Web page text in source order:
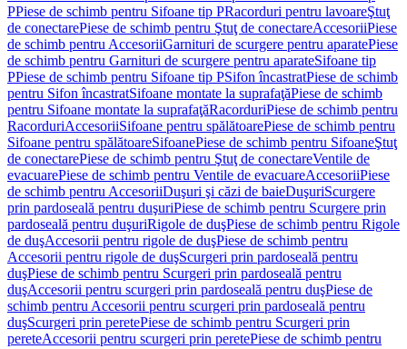
PPiese de schimb pentru Sifoane tip PRacorduri pentru lavoareŞtuţ
de conectarePiese de schimb pentru Ştuţ de conectareAccesoriiPiese
de schimb pentru AccesoriiGarnituri de scurgere pentru aparatePiese
de schimb pentru Garnituri de scurgere pentru aparateSifoane tip
PPiese de schimb pentru Sifoane tip PSifon încastratPiese de schimb
pentru Sifon încastratSifoane montate la suprafaţăPiese de schimb
pentru Sifoane montate la suprafaţăRacorduriPiese de schimb pentru
RacorduriAccesoriiSifoane pentru spălătoarePiese de schimb pentru
Sifoane pentru spălătoareSifoanePiese de schimb pentru SifoaneŞtuţ
de conectarePiese de schimb pentru Ştuţ de conectareVentile de
evacuarePiese de schimb pentru Ventile de evacuareAccesoriiPiese
de schimb pentru AccesoriiDuşuri şi căzi de baieDuşuriScurgere
prin pardoseală pentru duşuriPiese de schimb pentru Scurgere prin
pardoseală pentru duşuriRigole de duşPiese de schimb pentru Rigole
de duşAccesorii pentru rigole de duşPiese de schimb pentru
Accesorii pentru rigole de duşScurgeri prin pardoseală pentru
duşPiese de schimb pentru Scurgeri prin pardoseală pentru
duşAccesorii pentru scurgeri prin pardoseală pentru duşPiese de
schimb pentru Accesorii pentru scurgeri prin pardoseală pentru
duşScurgeri prin peretePiese de schimb pentru Scurgeri prin
pereteAccesorii pentru scurgeri prin peretePiese de schimb pentru